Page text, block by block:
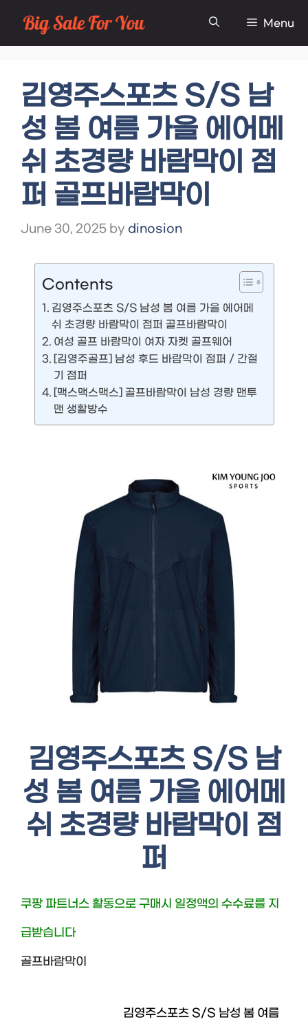
Skip
to
Menu
김영주스포츠 S/S 남
성 봄 여름 가을 에어메
쉬 초경량 바람막이 점
퍼 골프바람막이
June 30, 2025 by dinosion
Contents
김영주스포츠 S/S 남성 봄 여름 가을 에어메
쉬 초경량 바람막이 점퍼 골프바람막이
여성 골프 바람막이 여자 자켓 골프웨어
[김영주골프] 남성 후드 바람막이 점퍼 / 간절
기 점퍼
[맥스맥스맥스] 골프바람막이 남성 경량 맨투
맨 생활방수
김영주스포츠 S/S 남
성 봄 여름 가을 에어메
쉬 초경량 바람막이 점
퍼
쿠팡 파트너스 활동으로 구매시 일정액의 수수료를 지
급받습니다
골프바람막이
김영주스포츠 S/S 남성 봄 여름